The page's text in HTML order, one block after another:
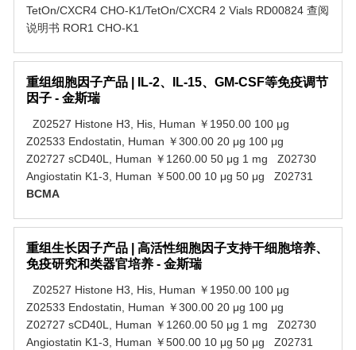
TetOn/CXCR4 CHO-K1/TetOn/CXCR4 2 Vials RD00824 查阅
说明书 ROR1 CHO-K1
重组细胞因子产品 | IL-2、IL-15、GM-CSF等免疫调节
因子 - 金斯瑞
Z02527 Histone H3, His, Human ￥1950.00 100 μg
Z02533 Endostatin, Human ￥300.00 20 μg 100 μg
Z02727 sCD40L, Human ￥1260.00 50 μg 1 mg Z02730
Angiostatin K1-3, Human ￥500.00 10 μg 50 μg Z02731
BCMA
重组生长因子产品 | 高活性细胞因子支持干细胞培养、
免疫研究和类器官培养 - 金斯瑞
Z02527 Histone H3, His, Human ￥1950.00 100 μg
Z02533 Endostatin, Human ￥300.00 20 μg 100 μg
Z02727 sCD40L, Human ￥1260.00 50 μg 1 mg Z02730
Angiostatin K1-3, Human ￥500.00 10 μg 50 μg Z02731